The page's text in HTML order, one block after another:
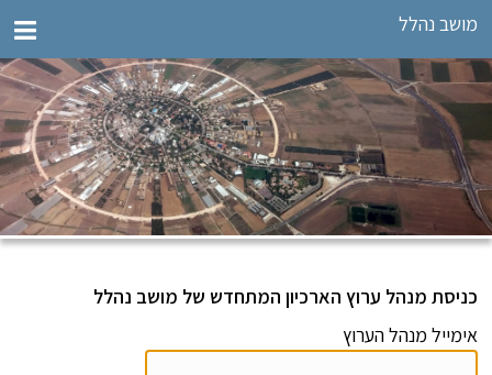
מושב נהלל
כניסת מנהל ערוץ הארכיון המתחדש של מושב נהלל
אימייל מנהל הערוץ